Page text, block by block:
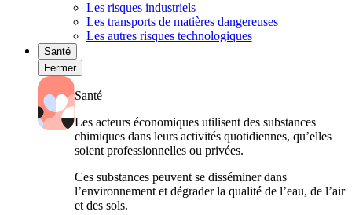
Les risques industriels
Les transports de matières dangereuses
Les autres risques technologiques
Santé
Fermer
Santé
Les acteurs économiques utilisent des substances
chimiques dans leurs activités quotidiennes, qu’elles
soient professionnelles ou privées.
Ces substances peuvent se disséminer dans
l’environnement et dégrader la qualité de l’eau, de l’air
et des sols.